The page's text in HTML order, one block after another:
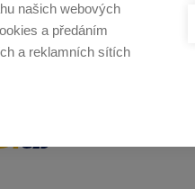
našich webových
a předáním
a reklamních sítích
Profiszakacs.hu